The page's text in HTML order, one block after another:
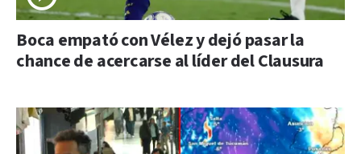
Boca empató con Vélez y dejó pasar la
chance de acercarse al líder del Clausura